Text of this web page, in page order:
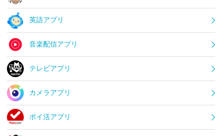
英語アプリ
音楽配信アプリ
テレビアプリ
カメラアプリ
ポイ活アプリ